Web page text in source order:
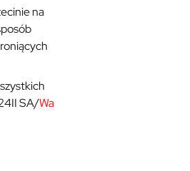
na
SA/Wa